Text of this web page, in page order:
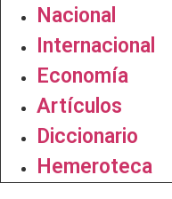
Nacional
Internacional
Economía
Artículos
Diccionario
Hemeroteca